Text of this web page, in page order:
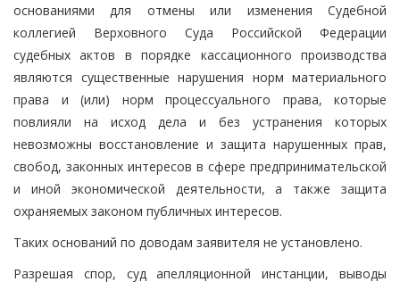
основаниями для отмены или изменения Судебной
коллегией Верховного Суда Российской Федерации
судебных актов в порядке кассационного производства
являются существенные нарушения норм материального
права и (или) норм процессуального права, которые
повлияли на исход дела и без устранения которых
невозможны восстановление и защита нарушенных прав,
свобод, законных интересов в сфере предпринимательской
и иной экономической деятельности, а также защита
охраняемых законом публичных интересов.
Таких оснований по доводам заявителя не установлено.
Разрешая спор, суд апелляционной инстанции, выводы